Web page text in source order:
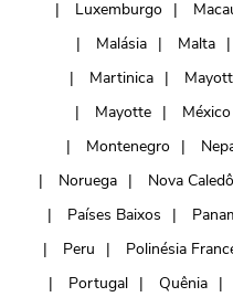
Luxemburgo
Malásia
Malta
Martinica
Mayotte
México
Montenegro
Noruega
Nova
Países Baixos
Peru
Polinésia
Portugal
Quênia